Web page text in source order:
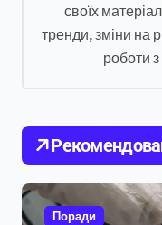
і
в
своїх
тренди, зміни на
роботи
Поради